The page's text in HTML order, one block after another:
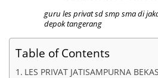
guru les privat sd smp sma di
depok tangerang
Table of Contents
LES PRIVAT JATISAMPURNA